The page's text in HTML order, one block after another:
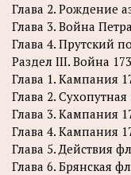
Глава 2. Рождение
Глава 3. Война
Глава 4. Прутский
Раздел III. Война
Глава 1. Кампания
Глава 2.
Глава 3. Кампания
Глава 4. Кампания
Глава 5. Действия
Глава 6. Брянская